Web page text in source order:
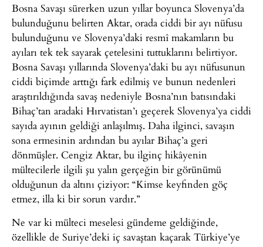
Bosna Savaşı sürerken uzun yıllar boyunca Slovenya’da
bulunduğunu belirten Aktar, orada ciddi bir ayı nüfusu
bulunduğunu ve Slovenya’daki resmî makamların bu
ayıları tek tek sayarak çetelesini tuttuklarını belirtiyor.
Bosna Savaşı yıllarında Slovenya’daki bu ayı nüfusunun
ciddi biçimde arttığı fark edilmiş ve bunun nedenleri
araştırıldığında savaş nedeniyle Bosna’nın batısındaki
Bihaç’tan aradaki Hırvatistan’ı geçerek Slovenya’ya ciddi
sayıda ayının geldiği anlaşılmış. Daha ilginci, savaşın
sona ermesinin ardından bu ayılar Bihaç’a geri
dönmüşler. Cengiz Aktar, bu ilginç hikâyenin
mültecilerle ilgili şu yalın gerçeğin bir görünümü
olduğunun da altını çiziyor: “Kimse keyfinden göç
etmez, illa ki bir sorun vardır.”
Ne var ki mülteci meselesi gündeme geldiğinde,
özellikle de Suriye’deki iç savaştan kaçarak Türkiye’ye